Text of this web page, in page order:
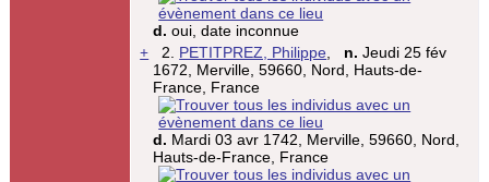
d. oui, date inconnue
+ 2. PETITPREZ, Philippe n. Jeudi 25 fév
1672, Merville, 59660, Nord, Hauts-de-
France, France
d. Mardi 03 avr 1742, Merville, 59660, Nord,
Hauts-de-France, France